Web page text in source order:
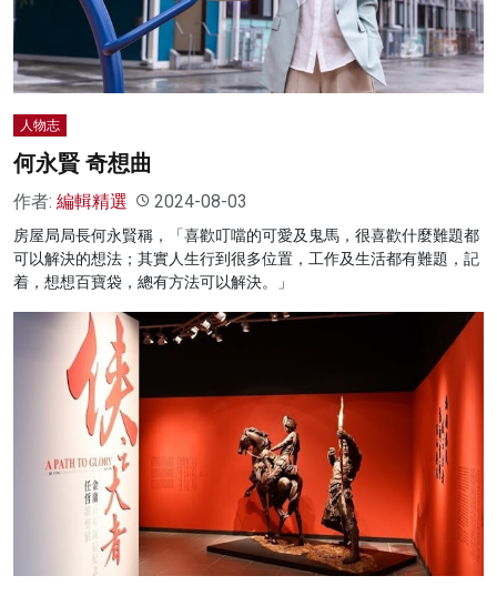
人物志
何永賢 奇想曲
作者: 編輯精選 2024-08-03
房屋局局長何永賢稱，「喜歡叮噹的可愛及鬼馬，很喜歡什麼難題都
可以解決的想法；其實人生行到很多位置，工作及生活都有難題，記
着，想想百寶袋，總有方法可以解決。」